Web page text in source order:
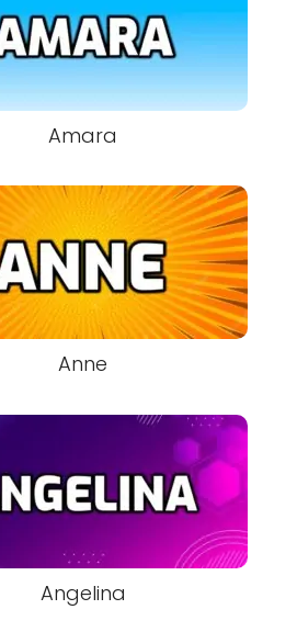
Amara
Anne
Angelina